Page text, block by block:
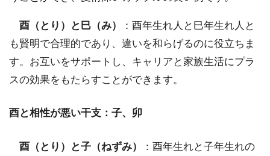
酉（とり）と巳（み）
：酉年生れ人と巳年生れ人と
も賢明で合理的であり、違いを和らげるのに役立ちま
す。お互いをサポートし、キャリアと家族生活にプラ
スの効果をもたらすことができます。
酉と相性が悪い干支：子、卯
酉（とり）と子（ねずみ）
：酉年生れと子年生れの